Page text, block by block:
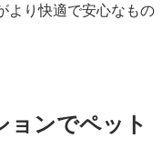
より快適で安心なもの
ョンでペット